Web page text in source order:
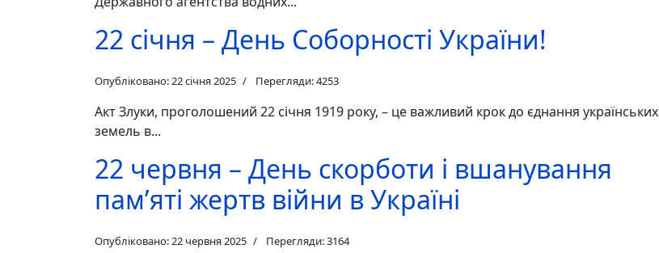
22 січня – День Соборності України!
Опубліковано: 22 січня 2025 Перегляди: 4253
Акт Злуки, проголошений 22 січня 1919 року, – це важливий крок до єднання українських
земель в...
22 червня – День скорботи і вшанування
пам’яті жертв війни в Україні
Опубліковано: 22 червня 2025 Перегляди: 3164